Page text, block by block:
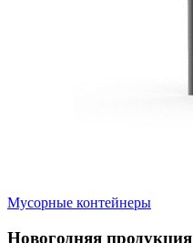
Мусорные контейнеры
Новогодняя продукция